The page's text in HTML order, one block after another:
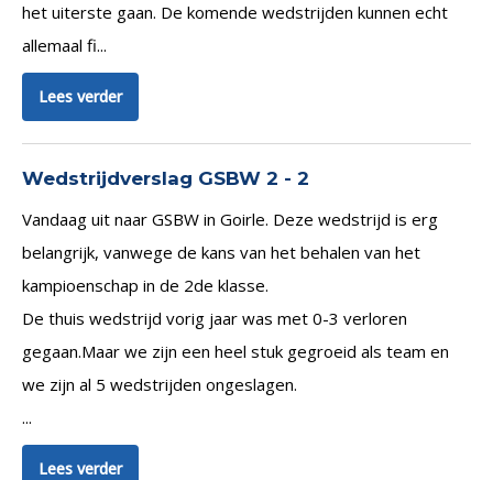
het uiterste gaan. De komende wedstrijden kunnen echt
allemaal fi...
Lees verder
Wedstrijdverslag GSBW 2 - 2
Vandaag uit naar GSBW in Goirle. Deze wedstrijd is erg
belangrijk, vanwege de kans van het behalen van het
kampioenschap in de 2de klasse.
De thuis wedstrijd vorig jaar was met 0-3 verloren
gegaan.Maar we zijn een heel stuk gegroeid als team en
we zijn al 5 wedstrijden ongeslagen.
...
Lees verder